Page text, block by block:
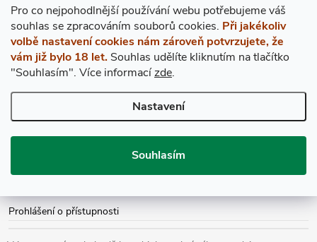
Pro co nejpohodlnější používání webu potřebujeme váš
souhlas se zpracováním souborů cookies. Při jakékoliv
volbě nastavení cookies nám zároveň potvrzujete, že
vám již bylo 18 let. Souhlas udělíte kliknutím na tlačítko
"Souhlasím". Více informacízde.
Nastavení
Souhlasím
Á
P
A
T
E-mail
Vložením e-mailu souhlasíte spodmínkami ochrany osobních údajů
ODEBÍRAT
Prohlášení o přístupnosti